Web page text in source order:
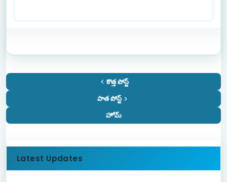
కొత్త పోస్ట్
పాత పోస్ట్
హోమ్
Latest Updates